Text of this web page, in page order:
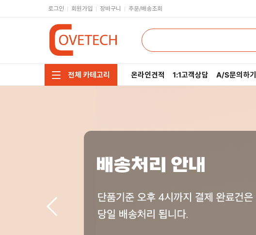
로그인 회원가입 장바구니 주문/배송조회
전체 카테고리
네트워크/스피커/영상
헤드셋/태블릿/휴대폰
복합기/프린터/사무기기
VGA
HDD
ODD
온라인견적 1:1고객상담 A/S문의하기